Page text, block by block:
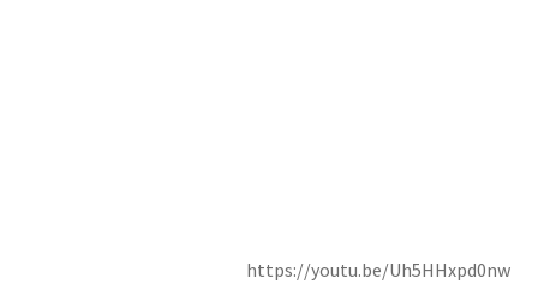
https://youtu.be/Uh5HHxpd0nw